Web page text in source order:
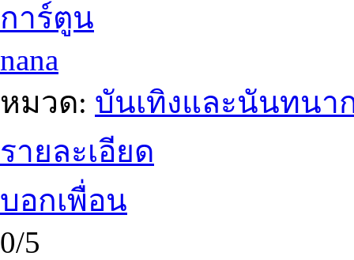
การ์ตูน
nana
หมวด: บันเทิงและนันทนา
รายละเอียด
บอกเพื่อน
0/5